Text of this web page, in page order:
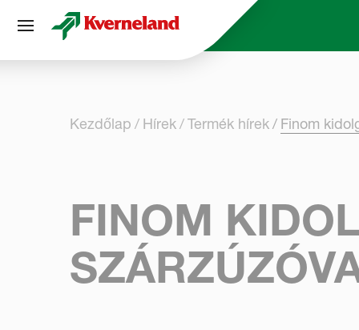
Kezdőlap Hírek Termék hírek Finom
FINOM
Süti preferenciák